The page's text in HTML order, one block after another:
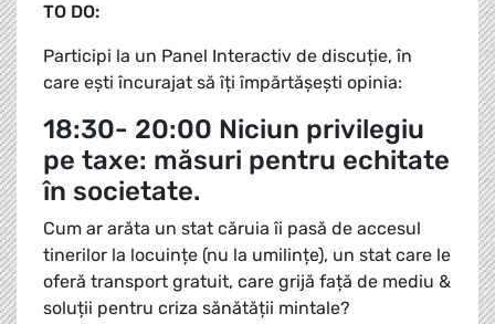
TO DO:
Participi la un Panel Interactiv de discuție, în
care ești încurajat să îți împărtășești opinia:
18:30- 20:00 Niciun privilegiu
pe taxe: măsuri pentru echitate
în societate.
Cum ar arăta un stat căruia îi pasă de accesul
tinerilor la locuințe (nu la umilințe), un stat care le
oferă transport gratuit, care grijă față de mediu &
soluții pentru criza sănătății mintale?